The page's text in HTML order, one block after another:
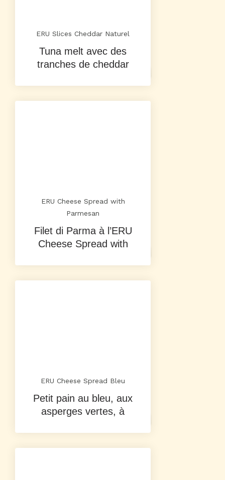
ERU Slices Cheddar Naturel
Tuna melt avec des
tranches de cheddar
ERU Cheese Spread with
Parmesan
Filet di Parma à l’ERU
Cheese Spread with
ERU Cheese Spread Bleu
Petit pain au bleu, aux
asperges vertes, à